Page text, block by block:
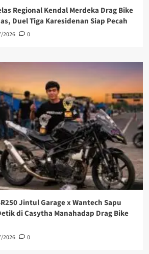
Regional Kendal Merdeka Drag Bike
Duel Tiga Karesidenan Siap Pecah
2026 0
Jintul Garage x Wantech Sapu
di Casytha Manahadap Drag Bike
2026 0